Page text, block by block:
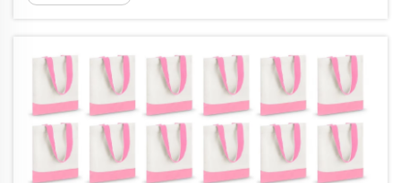
quotidiano molto popolare per le più svariate
leggerezza, riutilizzabilità, fe...